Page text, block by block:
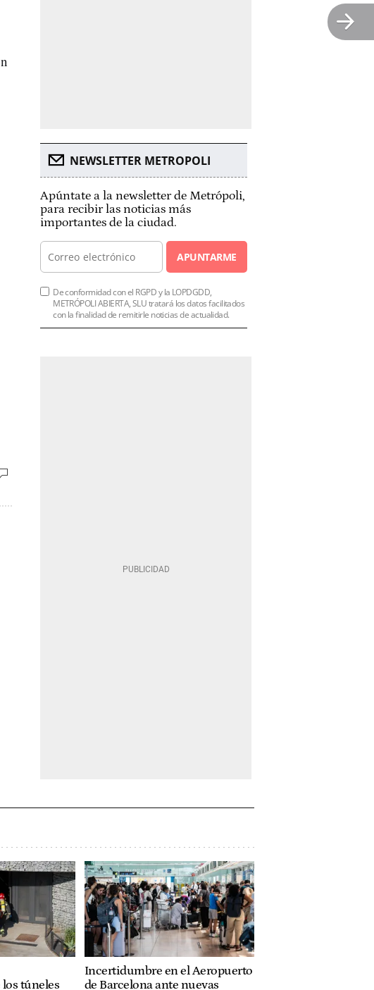
NEWSLETTER METROPOLI
Apúntate a la newsletter de Metrópoli,
para recibir las noticias más
importantes de la ciudad.
APUNTARME
De conformidad con el RGPD y la LOPDGDD,
METRÓPOLI ABIERTA, SLU tratará los datos facilitados
con la finalidad de remitirle noticias de actualidad.
túneles
Incertidumbre en el Aeropuerto
de Barcelona ante nuevas